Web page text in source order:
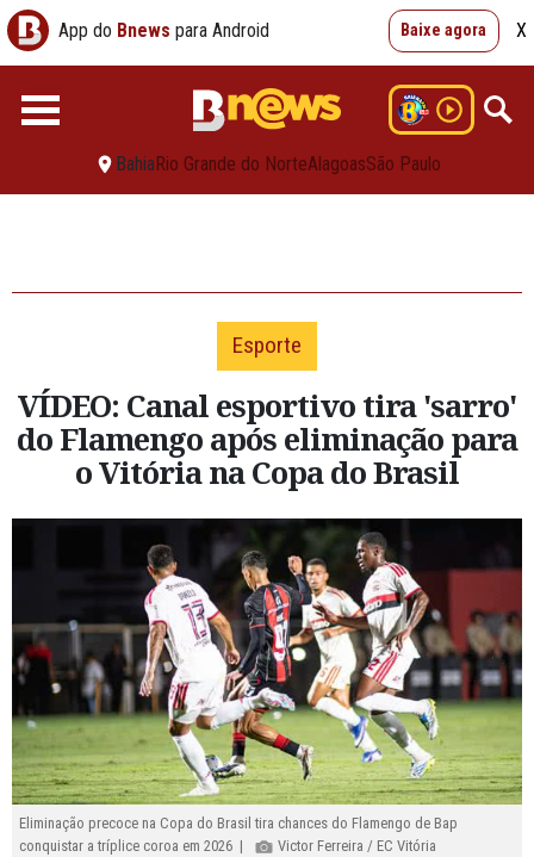
App do Bnews para Android Baixe agora X
BahiaRio Grande do NorteAlagoasSão Paulo
Esporte
VÍDEO: Canal esportivo tira 'sarro'
do Flamengo após eliminação para
o Vitória na Copa do Brasil
Eliminação precoce na Copa do Brasil tira chances do Flamengo de Bap
conquistar a tríplice coroa em 2026 |
Victor Ferreira / EC Vitória